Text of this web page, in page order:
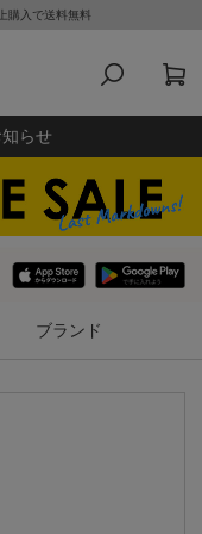
購入で送料無料
らせ
ブランド